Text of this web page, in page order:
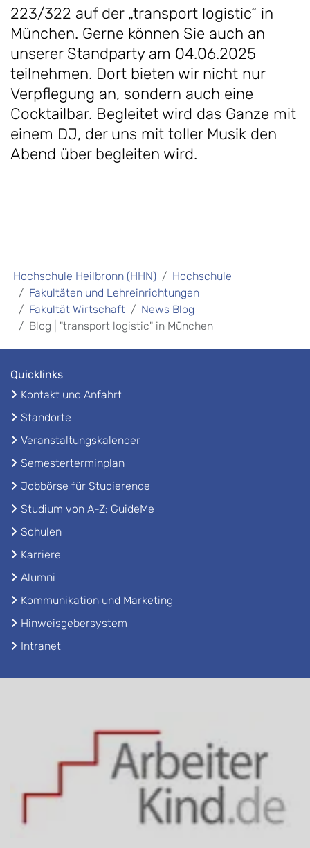
223/322 auf der „transport logistic“ in
München. Gerne können Sie auch an
unserer Standparty am 04.06.2025
teilnehmen. Dort bieten wir nicht nur
Verpflegung an, sondern auch eine
Cocktailbar. Begleitet wird das Ganze mit
einem DJ, der uns mit toller Musik den
Abend über begleiten wird.
Hochschule Heilbronn (HHN)
Hochschule
Fakultäten und Lehreinrichtungen
Fakultät Wirtschaft
News Blog
Blog | "transport logistic" in München
Quicklinks
Kontakt und Anfahrt
Standorte
Veranstaltungskalender
Semesterterminplan
Jobbörse für Studierende
Studium von A-Z: GuideMe
Schulen
Karriere
Alumni
Kommunikation und Marketing
Hinweisgebersystem
Intranet